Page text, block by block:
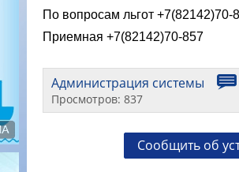
По вопросам льгот +7(82142)70-
Приемная +7(82142)70-857
Администрация системы
Просмотров: 837
Сообщить об